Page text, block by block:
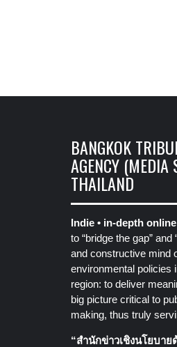
BANGKOK
AGENCY (MEDIA
THAILAND
Indie • in-depth
to “bridge the gap”
and constructive mind
environmental policies
region: to deliver
big picture critical to
making, thus truly
“สำนักข่าวเชิงนโยบา